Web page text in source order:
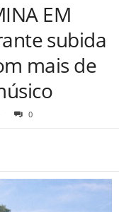
EM
subida
mais de
0